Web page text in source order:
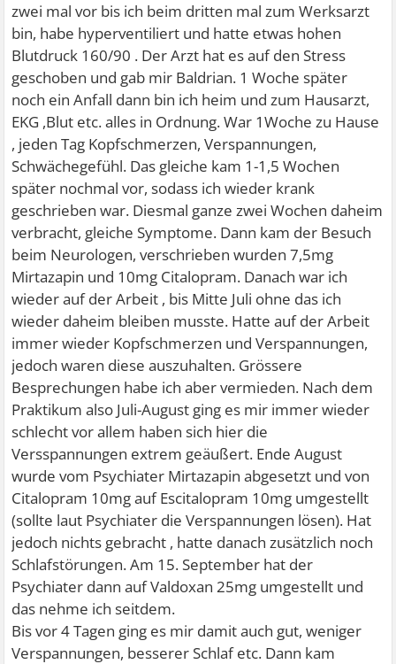
zwei mal vor bis ich beim dritten mal zum Werksarzt
bin, habe hyperventiliert und hatte etwas hohen
Blutdruck 160/90 . Der Arzt hat es auf den Stress
geschoben und gab mir Baldrian. 1 Woche später
noch ein Anfall dann bin ich heim und zum Hausarzt,
EKG ,Blut etc. alles in Ordnung. War 1Woche zu Hause
, jeden Tag Kopfschmerzen, Verspannungen,
Schwächegefühl. Das gleiche kam 1-1,5 Wochen
später nochmal vor, sodass ich wieder krank
geschrieben war. Diesmal ganze zwei Wochen daheim
verbracht, gleiche Symptome. Dann kam der Besuch
beim Neurologen, verschrieben wurden 7,5mg
Mirtazapin und 10mg Citalopram. Danach war ich
wieder auf der Arbeit , bis Mitte Juli ohne das ich
wieder daheim bleiben musste. Hatte auf der Arbeit
immer wieder Kopfschmerzen und Verspannungen,
jedoch waren diese auszuhalten. Grössere
Besprechungen habe ich aber vermieden. Nach dem
Praktikum also Juli-August ging es mir immer wieder
schlecht vor allem haben sich hier die
Versspannungen extrem geäußert. Ende August
wurde vom Psychiater Mirtazapin abgesetzt und von
Citalopram 10mg auf Escitalopram 10mg umgestellt
(sollte laut Psychiater die Verspannungen lösen). Hat
jedoch nichts gebracht , hatte danach zusätzlich noch
Schlafstörungen. Am 15. September hat der
Psychiater dann auf Valdoxan 25mg umgestellt und
das nehme ich seitdem.
Bis vor 4 Tagen ging es mir damit auch gut, weniger
Verspannungen, besserer Schlaf etc. Dann kam